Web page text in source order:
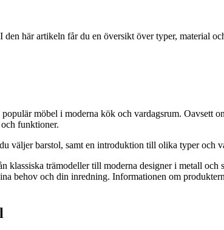
här artikeln får du en översikt över typer, material
möbel i moderna kök och vardagsrum. Oavsett
funktioner.
väljer barstol, samt en introduktion till olika typer och
klassiska trämodeller till moderna designer i metall
behov och din inredning. Informationen om